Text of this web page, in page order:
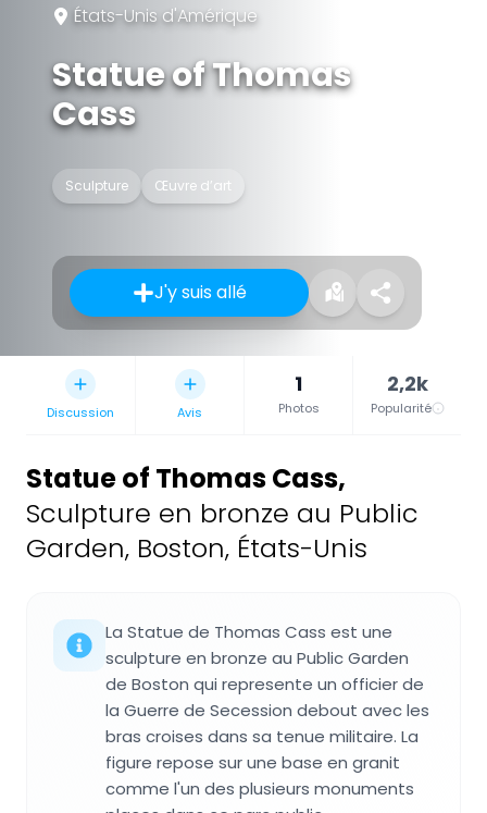
États-Unis d'Amérique
Statue of Thomas
Cass
Sculpture Œuvre d’art
J'y suis allé
Discussion Avis
1
Photos
2,2k
Popularité
Statue of Thomas Cass,
Sculpture en bronze au Public
Garden, Boston, États-Unis
La Statue de Thomas Cass est une
sculpture en bronze au Public Garden
de Boston qui represente un officier de
la Guerre de Secession debout avec les
bras croises dans sa tenue militaire. La
figure repose sur une base en granit
comme l'un des plusieurs monuments